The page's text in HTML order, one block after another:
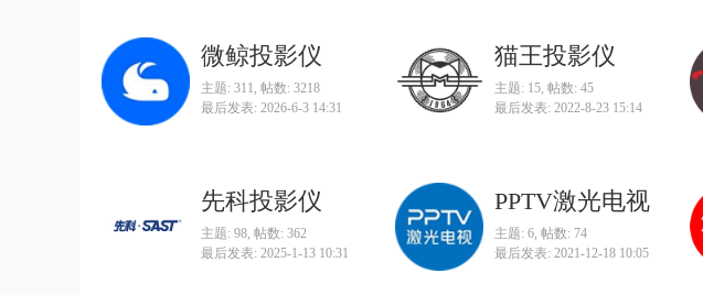
微鲸投影仪
主题: 311, 帖数: 3218
最后发表: 2026-6-3 14:31
猫王投影仪
主题: 15, 帖数: 45
最后发表: 2022-8-23 15:14
先科投影仪
主题: 98, 帖数: 362
最后发表: 2025-1-13 10:31
PPTV激光电视
主题: 6, 帖数: 74
最后发表: 2021-12-18 10:05